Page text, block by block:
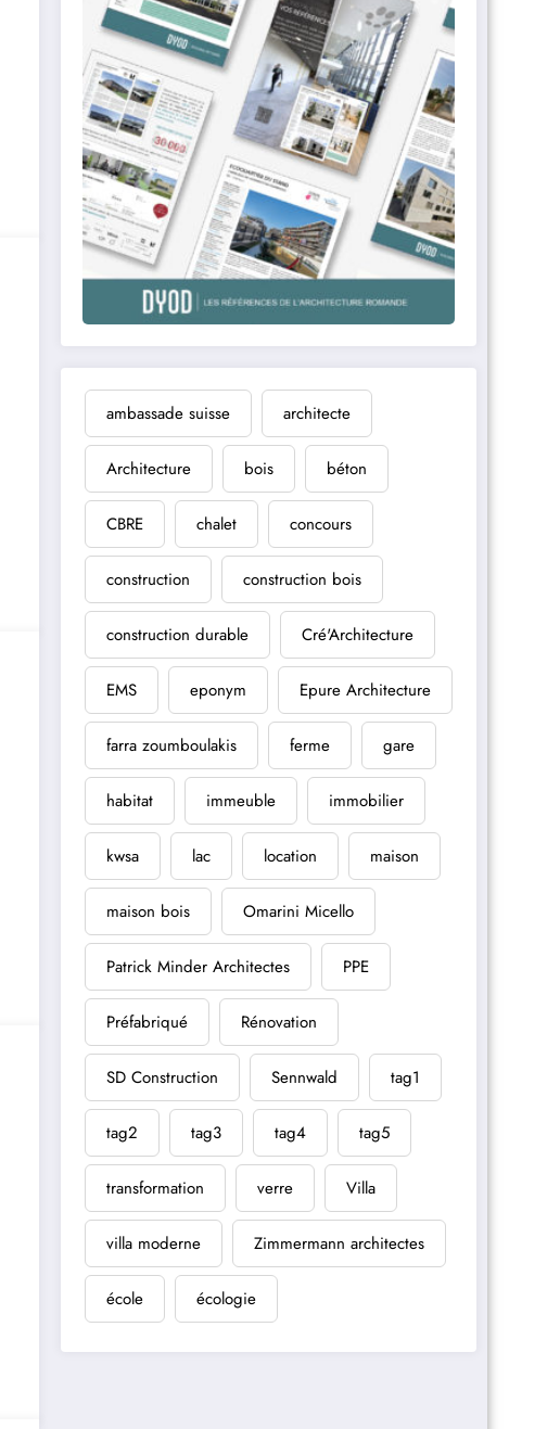
ambassade suisse architecte
Architecture bois béton
CBRE chalet concours
construction construction bois
construction durable Cré'Architecture
EMS eponym Epure Architecture
farra zoumboulakis ferme gare
habitat immeuble immobilier
kwsa lac location maison
maison bois Omarini Micello
Patrick Minder Architectes PPE
Préfabriqué Rénovation
SD Construction Sennwald tag1
tag2 tag3 tag4 tag5
transformation verre Villa
villa moderne Zimmermann architectes
école écologie